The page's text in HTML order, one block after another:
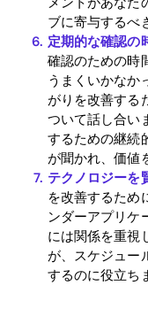
ブに寄与するべ
定期的な確認の
確認のための時
うまくいかなか
がりを改善する
ついて話し合い
するための継続
が聞かれ、価値
テクノロジーを
を改善するため
ンダーアプリケ
には関係を重視
が、スケジュー
するのに役立ち